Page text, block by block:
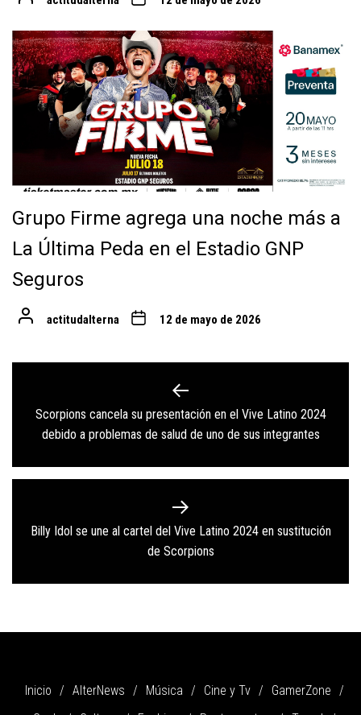
Grupo Firme agrega una noche más a
La Última Peda en el Estadio GNP
Seguros
actitudalterna 12 de mayo de 2026
entradas
Previous
post:
Scorpions cancela su presentación en el Vive Latino 2024
debido a problemas de salud de uno de sus integrantes
Next
post:
Billy Idol se une al cartel del Vive Latino 2024 en sustitución
de Scorpions
Inicio AlterNews Música Cine y Tv
GamerZone